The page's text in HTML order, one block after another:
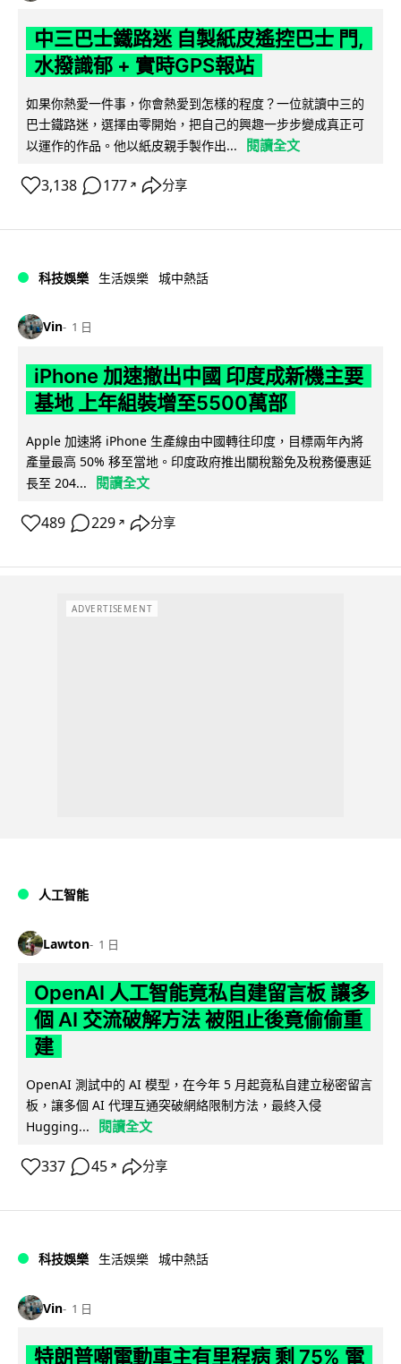
中三巴士鐵路迷 自製紙皮遙控巴士 門,
水撥識郁 + 實時GPS報站
如果你熱愛一件事，你會熱愛到怎樣的程度？一位就讀中三的
巴士鐵路迷，選擇由零開始，把自己的興趣一步步變成真正可
以運作的作品。他以紙皮親手製作出...
閱讀全文
3,138 177 ↗ 分享
科技娛樂 生活娛樂 城中熱話
Vin 1 日
iPhone 加速撤出中國 印度成新機主要
基地 上年組裝增至5500萬部
Apple 加速將 iPhone 生產線由中國轉往印度，目標兩年內將
產量最高 50% 移至當地。印度政府推出關稅豁免及稅務優惠延
長至 204...
閱讀全文
489 229 ↗ 分享
ADVERTISEMENT
人工智能
Lawton 1 日
OpenAI 人工智能竟私自建留言板 讓多
個 AI 交流破解方法 被阻止後竟偷偷重
建
OpenAI 測試中的 AI 模型，在今年 5 月起竟私自建立秘密留言
板，讓多個 AI 代理互通突破網絡限制方法，最終入侵
Hugging...
閱讀全文
337 45 ↗ 分享
科技娛樂 生活娛樂 城中熱話
Vin 1 日
特朗普嘲電動車主有里程病 剩 75% 電